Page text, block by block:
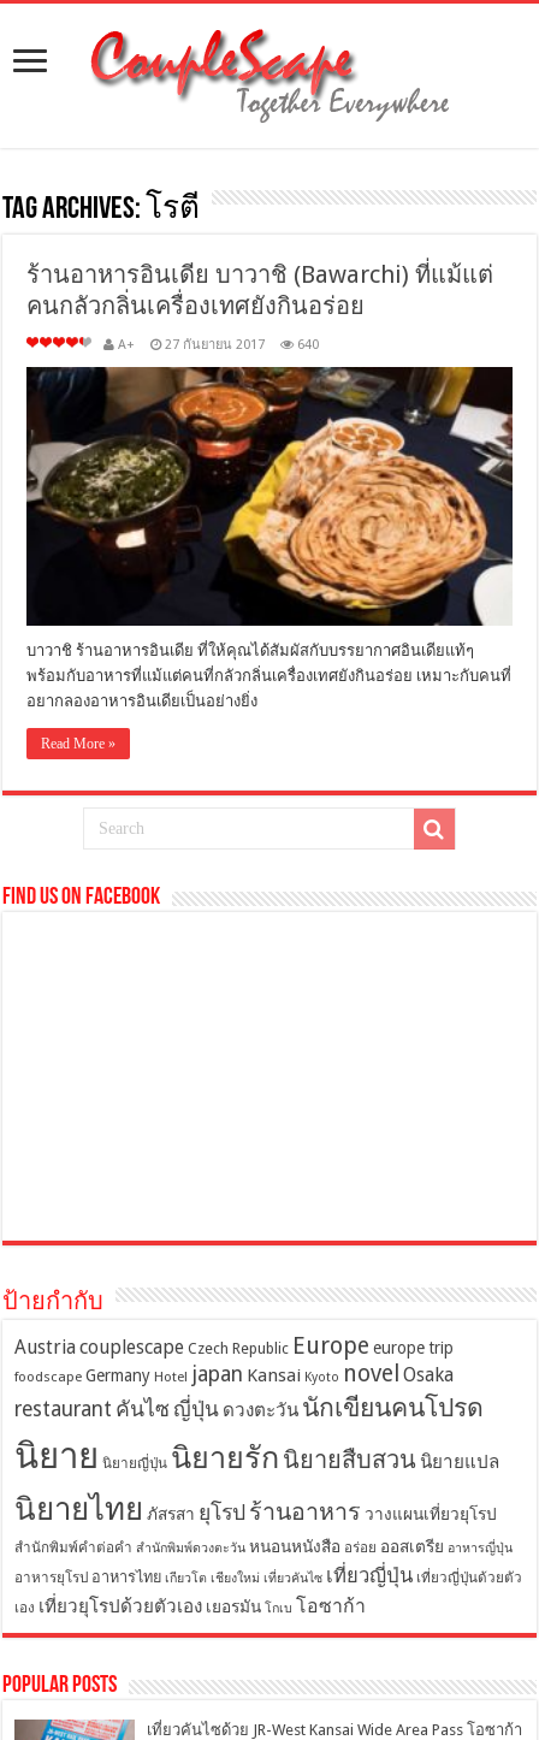
Tag Archives: โรตี
ร้านอาหารอินเดีย บาวาชิ (Bawarchi) ที่แม้แต่
คนกลัวกลิ่นเครื่องเทศยังกินอร่อย
A+ 27 กันยายน 2017 640
บาวาชิ ร้านอาหารอินเดีย ที่ให้คุณได้สัมผัสกับบรรยากาศอินเดียแท้ๆ
พร้อมกับอาหารที่แม้แต่คนที่กลัวกลิ่นเครื่องเทศยังกินอร่อย เหมาะกับคนที่
อยากลองอาหารอินเดียเป็นอย่างยิ่ง
Read More »
Find us on Facebook
ป้ายกำกับ
Austriacouplescape Czech Republic Europe europe trip
foodscape Germany Hotel japan Kansai Kyoto novel Osaka
restaurant คันไซ ญี่ปุ่น ดวงตะวัน นักเขียนคนโปรด
นิยาย นิยายญี่ปุ่น นิยายรัก นิยายสืบสวน นิยายแปล
นิยายไทย ภัสรสา ยุโรป ร้านอาหาร วางแผนเที่ยวยุโรป
สำนักพิมพ์คำต่อคำ สำนักพิมพ์ดวงตะวัน หนอนหนังสือ อร่อย ออสเตรีย อาหารญี่ปุ่น
อาหารยุโรป อาหารไทย เกียวโต เชียงใหม่ เที่ยวคันไซ เที่ยวญี่ปุ่น เที่ยวญี่ปุ่นด้วยตัว
เอง เที่ยวยุโรปด้วยตัวเอง เยอรมัน โกเบ โอซาก้า
Popular Posts
เที่ยวคันไซด้วย JR-West Kansai Wide Area Pass โอซาก้า